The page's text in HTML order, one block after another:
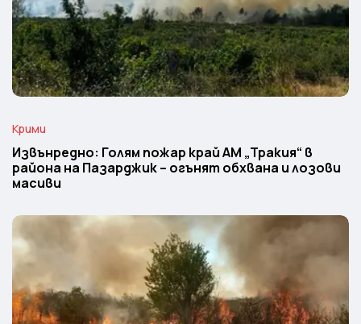
Крими
Извънредно: Голям пожар край АМ „Тракия“ в
района на Пазарджик – огънят обхвана и лозови
масиви